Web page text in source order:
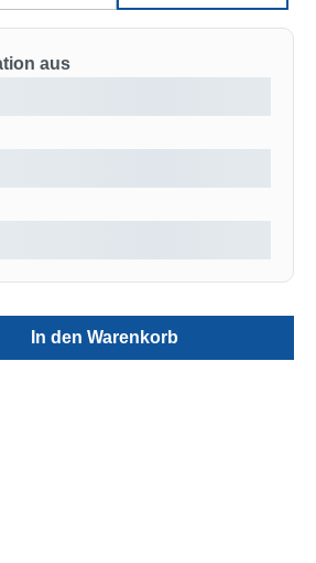
aus
gewünschten Wert ein
In den Warenkorb